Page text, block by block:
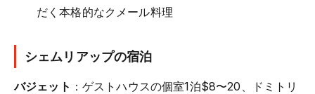
だく本格的なクメール料理
シェムリアップの宿泊
バジェット ：ゲストハウスの個室1泊$8〜20、ドミトリ